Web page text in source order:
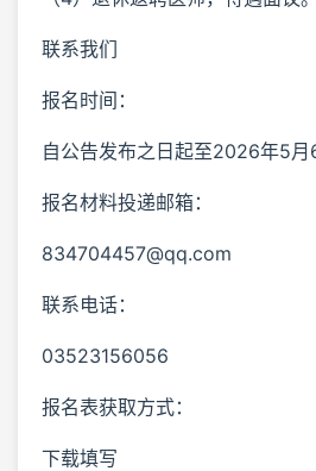
联系我们
报名时间：
自公告发布之日起至2026年5月
报名材料投递邮箱：
834704457@qq.com
联系电话：
03523156056
报名表获取方式：
下载填写